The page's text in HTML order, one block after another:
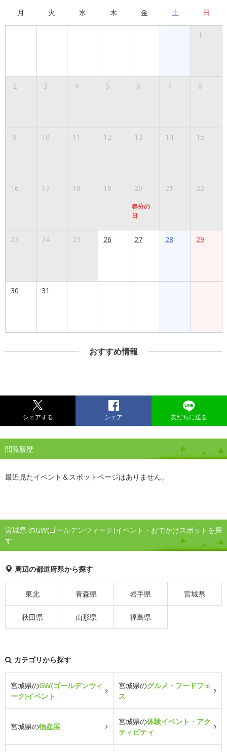
月 火 水 木 金 土 日
1
2 3 4 5 6 7 8
9 10 11 12 13 14 15
16 17 18 19 20
春分の
日
21 22
23 24 25 26 27 28 29
30 31
おすすめ情報
シェアする シェア 友だちに送る
閲覧履歴
最近見たイベント＆スポットページはありません。
宮城県 のGW(ゴールデンウィーク)イベント・おでかけスポットを探
す
周辺の都道府県から探す
東北 青森県 岩手県 宮城県
秋田県 山形県 福島県
カテゴリから探す
宮城県のGW(ゴールデンウィ
ーク)イベント
宮城県のグルメ・フードフェ
ス
宮城県の物産展
宮城県の体験イベント・アク
ティビティ